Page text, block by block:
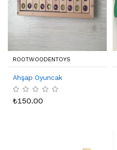
ROOTWOODENTOYS
Ahşap Oyuncak
₺150.00